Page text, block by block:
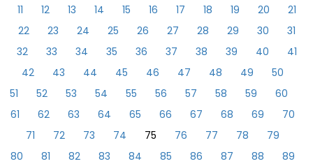
11
12 13 14 15 16 17 18 19 20
21
22
23 24 25 26 27 28 29 30
31
32
33 34 35 36 37 38 39 40
41
42
43 44 45 46 47 48 49
50
51
52 53 54 55 56 57 58 59
60
61
62 63 64 65 66 67 68 69
70
71
72 73 74 75 76 77 78
79
80
81 82 83 84 85 86 87 88
89